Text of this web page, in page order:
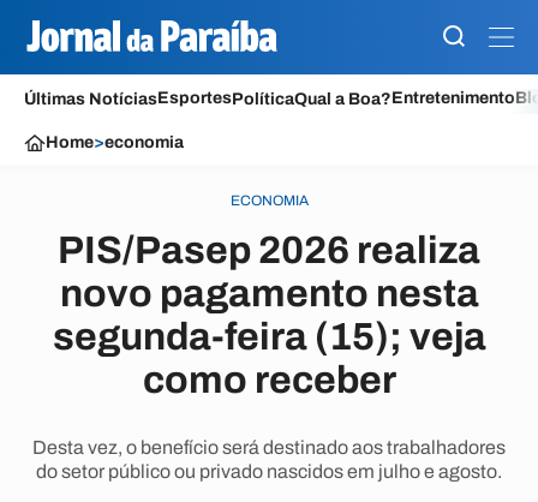
Últimas NotíciasEsportesPolíticaQual a Boa?Entretenimento
Home>economia
ECONOMIA
PIS/Pasep 2026 realiza
novo pagamento nesta
segunda-feira (15); veja
como receber
Desta vez, o benefício será destinado aos trabalhadores
do setor público ou privado nascidos em julho e agosto.